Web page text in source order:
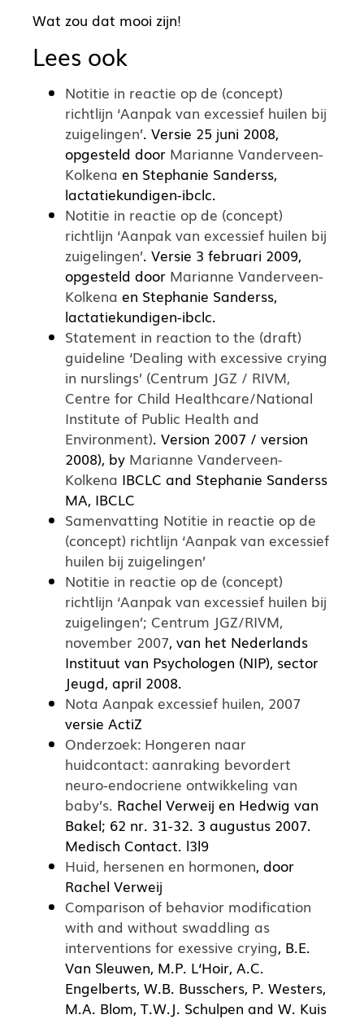
Wat zou dat mooi zijn!
Lees ook
Notitie in reactie op de (concept)
richtlijn ‘Aanpak van excessief huilen bij
zuigelingen’. Versie 25 juni 2008,
opgesteld door Marianne Vanderveen-
Kolkena en Stephanie Sanderss,
lactatiekundigen-ibclc.
Notitie in reactie op de (concept)
richtlijn ‘Aanpak van excessief huilen bij
zuigelingen’. Versie 3 februari 2009,
opgesteld door Marianne Vanderveen-
Kolkena en Stephanie Sanderss,
lactatiekundigen-ibclc.
Statement in reaction to the (draft)
guideline ‘Dealing with excessive crying
in nurslings’ (Centrum JGZ / RIVM,
Centre for Child Healthcare/National
Institute of Public Health and
Environment). Version 2007 / version
2008), by Marianne Vanderveen-
Kolkena IBCLC and Stephanie Sanderss
MA, IBCLC
Samenvatting Notitie in reactie op de
(concept) richtlijn ‘Aanpak van excessief
huilen bij zuigelingen’
Notitie in reactie op de (concept)
richtlijn ‘Aanpak van excessief huilen bij
zuigelingen’; Centrum JGZ/RIVM,
november 2007, van het Nederlands
Instituut van Psychologen (NIP), sector
Jeugd, april 2008.
Nota Aanpak excessief huilen, 2007
versie ActiZ
Onderzoek: Hongeren naar
huidcontact: aanraking bevordert
neuro-endocriene ontwikkeling van
baby’s. Rachel Verweij en Hedwig van
Bakel; 62 nr. 31-32. 3 augustus 2007.
Medisch Contact. l3l9
Huid, hersenen en hormonen, door
Rachel Verweij
Comparison of behavior modification
with and without swaddling as
interventions for exessive crying, B.E.
Van Sleuwen, M.P. L‘Hoir, A.C.
Engelberts, W.B. Busschers, P. Westers,
M.A. Blom, T.W.J. Schulpen and W. Kuis